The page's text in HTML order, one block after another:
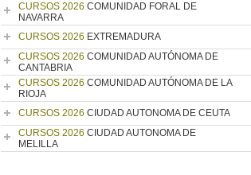
CURSOS 2026 COMUNIDAD FORAL DE
NAVARRA
CURSOS 2026 EXTREMADURA
CURSOS 2026 COMUNIDAD AUTÓNOMA DE
CANTABRIA
CURSOS 2026 COMUNIDAD AUTÓNOMA DE LA
RIOJA
CURSOS 2026 CIUDAD AUTONOMA DE CEUTA
CURSOS 2026 CIUDAD AUTONOMA DE
MELILLA